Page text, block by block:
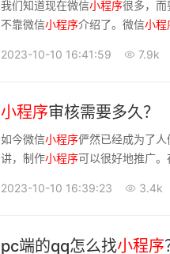
我们知道现在微信小程序很多，而
不靠微信小程序介绍了。微信小程
2023-10-10 16:41:59
7.9k
小程序审核需要多久？
如今微信小程序俨然已经成为了
讲，制作小程序可以很好地推广。
2023-10-10 16:39:23 3.4k
pc端的qq怎么找小程序